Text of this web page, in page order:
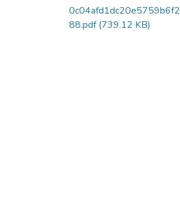
88.pdf(739.12 KB)